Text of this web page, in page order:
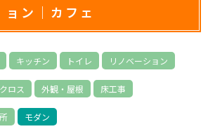
ョン｜カフェ
キッチン トイレ リノベーション
ロス 外観・屋根 床工事
モダン